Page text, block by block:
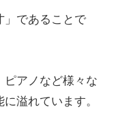
」であることで
ピアノなど様々な
溢れています。